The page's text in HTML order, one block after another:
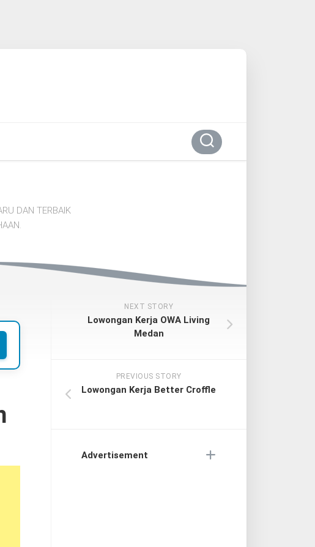
DAN TERBAIK
NEXT STORY
Lowongan Kerja OWA Living
Medan
PREVIOUS STORY
Lowongan Kerja Better Croffle
Advertisement